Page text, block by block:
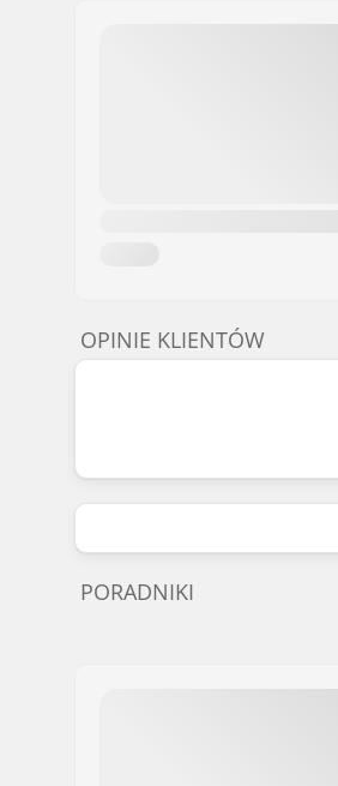
OPINIE KLIENTÓW
PORADNIKI